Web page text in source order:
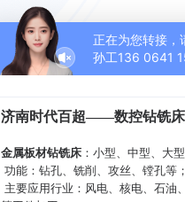
正在为您转接，
孙工136 0641
济南时代百超——数控钻铣床
金属板材钻铣床 ：小型、中型、大
功能：钻孔、铣削、攻丝、镗孔等；
主要应用行业：风电、核电、石油